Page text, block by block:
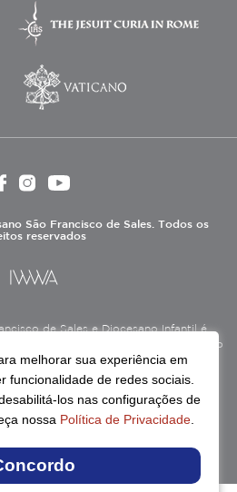
São Francisco de Sales. Todos os
reservados
de Sales e Diocesano Infantil é
Vieira (ASAV), instituição de direito
de natureza educativa,
certificada como Entidade
(CEBAS), nas áreas de educação e
melhorar sua experiência em
funcionalidade de redes sociais.
los nas configurações de
nossa Política de Privacidade.